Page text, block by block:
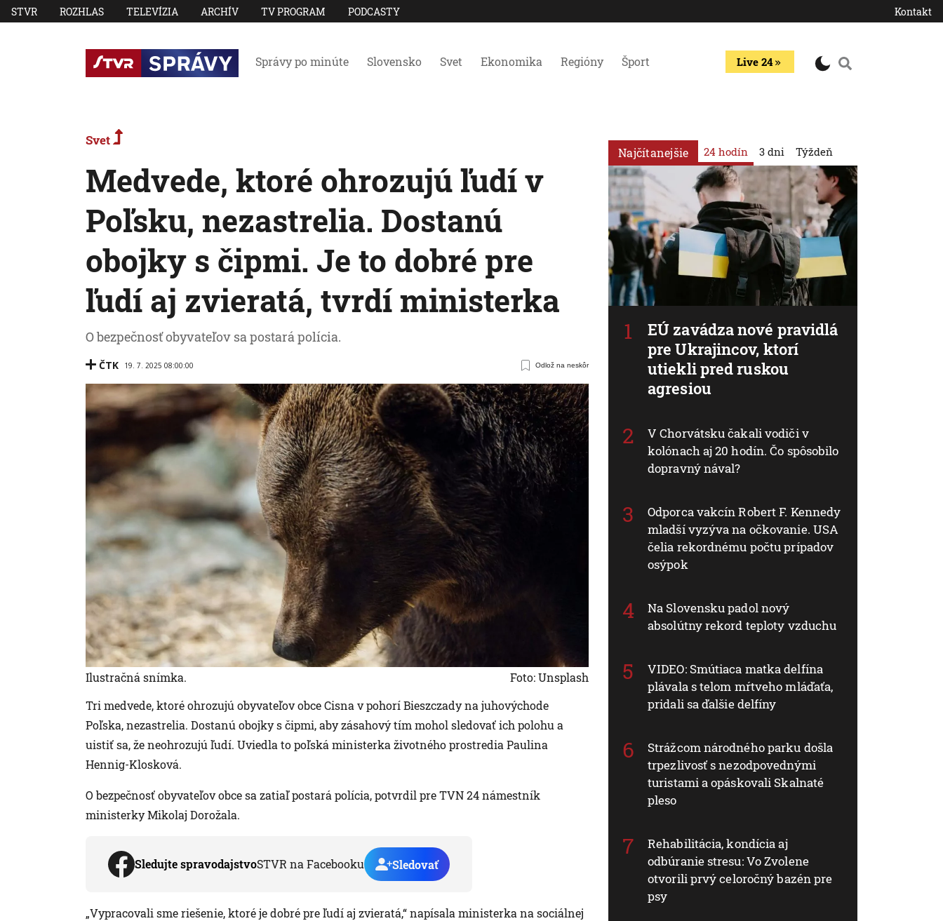
STVR ROZHLAS TELEVÍZIA ARCHÍV TV PROGRAM PODCASTY Kontakt
Správy po minúte Slovensko Svet Ekonomika Regióny Šport Live 24
Svet
Medvede, ktoré ohrozujú ľudí v
Poľsku, nezastrelia. Dostanú
obojky s čipmi. Je to dobré pre
ľudí aj zvieratá, tvrdí ministerka
O bezpečnosť obyvateľov sa postará polícia.
ČTK 19. 7. 2025 08:00:00 Odlož na neskôr
Ilustračná snímka.
Foto: Unsplash
Tri medvede, ktoré ohrozujú obyvateľov obce Cisna v pohorí Bieszczady na juhovýchode
Poľska, nezastrelia. Dostanú obojky s čipmi, aby zásahový tím mohol sledovať ich polohu a
uistiť sa, že neohrozujú ľudí. Uviedla to poľská ministerka životného prostredia Paulina
Hennig-Klosková.
O bezpečnosť obyvateľov obce sa zatiaľ postará polícia, potvrdil pre TVN 24 námestník
ministerky Mikolaj Dorožala.
Sledujte spravodajstvoSTVR na Facebooku Sledovať
„Vypracovali sme riešenie, ktoré je dobré pre ľudí aj zvieratá,“ napísala ministerka na sociálnej
Najčítanejšie 24 hodín
EÚ zavádza nové pravidlá
pre Ukrajincov, ktorí
utiekli pred ruskou
agresiou
V Chorvátsku čakali vodiči v
kolónach aj 20 hodín. Čo spôsobilo
dopravný nával?
Odporca vakcín Robert F. Kennedy
mladší vyzýva na očkovanie. USA
čelia rekordnému počtu prípadov
osýpok
Na Slovensku padol nový
absolútny rekord teploty vzduchu
VIDEO: Smútiaca matka delfína
plávala s telom mŕtveho mláďaťa,
pridali sa ďalšie delfíny
Strážcom národného parku došla
trpezlivosť s nezodpovednými
turistami a opáskovali Skalnaté
pleso
Rehabilitácia, kondícia aj
odbúranie stresu: Vo Zvolene
otvorili prvý celoročný bazén pre
psy
3 dni Týždeň